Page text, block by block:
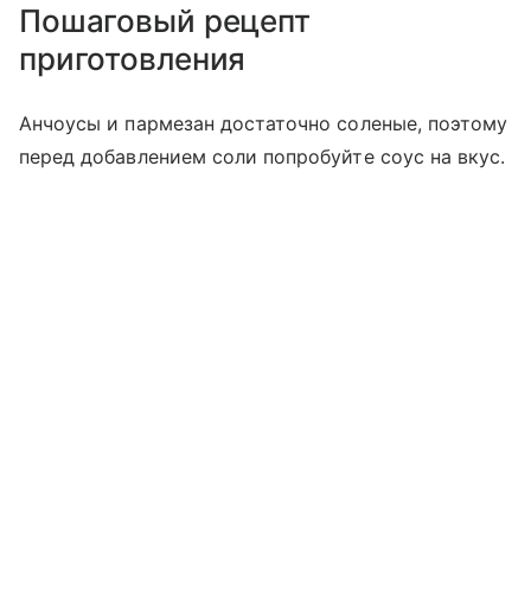
Пошаговый рецепт
приготовления
Анчоусы и пармезан достаточно соленые, поэтому
перед добавлением соли попробуйте соус на вкус.